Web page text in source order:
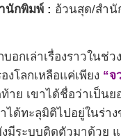
นักพิมพ์ : อ้วนสุด/สำ
อกเล่าเรื่องราวในช่
งโลกเหลือแค่เพียง “จ
ย เขาได้ชื่อว่าเป็นย
ด้ทะลุมิติไปอยู่ในร่าง
มีระบบติดตัวมาด้วย